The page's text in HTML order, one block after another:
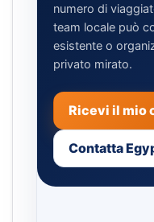
numero di
team locale può
esistente o
privato mirato.
Ricevi il mio
Contatta